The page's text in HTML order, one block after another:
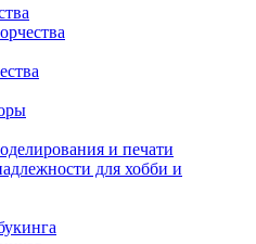
и печати
для хобби и